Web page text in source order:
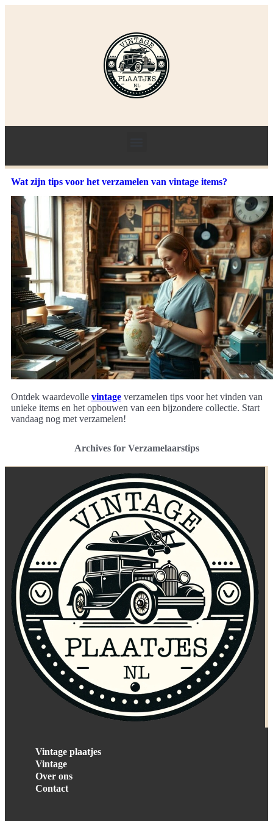
Wat zijn tips voor het verzamelen van vintage items?
Ontdek waardevolle vintage verzamelen tips voor het vinden van
unieke items en het opbouwen van een bijzondere collectie. Start
vandaag nog met verzamelen!
Archives for Verzamelaarstips
Vintage plaatjes
Vintage
Over ons
Contact